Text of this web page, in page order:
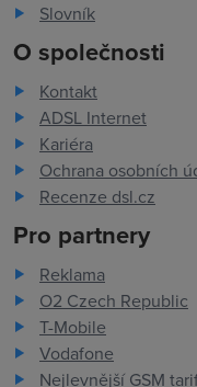
Slovník
O společnosti
Kontakt
ADSL Internet
Kariéra
Ochrana osobních
Recenze dsl.cz
Pro partnery
Reklama
O2 Czech Republic
T-Mobile
Vodafone
Nejlevnější GSM